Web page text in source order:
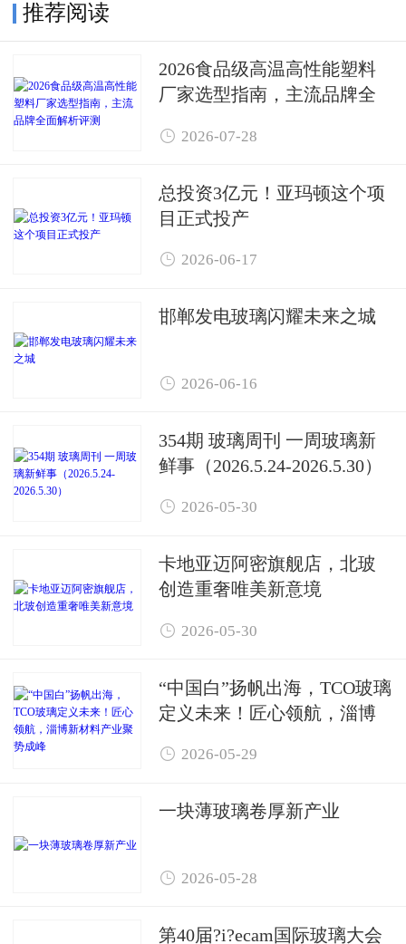
推荐阅读
2026食品级高温高性能塑料
厂家选型指南，主流品牌全
 2026-07-28
总投资3亿元！亚玛顿这个项
目正式投产
 2026-06-17
邯郸发电玻璃闪耀未来之城
 2026-06-16
354期 玻璃周刊 一周玻璃新
鲜事（2026.5.24-2026.5.30）
 2026-05-30
卡地亚迈阿密旗舰店，北玻
创造重奢唯美新意境
 2026-05-30
“中国白”扬帆出海，TCO玻璃
定义未来！匠心领航，淄博
 2026-05-29
一块薄玻璃卷厚新产业
 2026-05-28
第40届?i?ecam国际玻璃大会